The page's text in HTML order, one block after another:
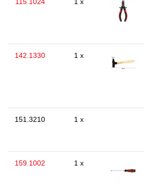
142.1330 1 x
151.3210 1 x
159.1002 1 x